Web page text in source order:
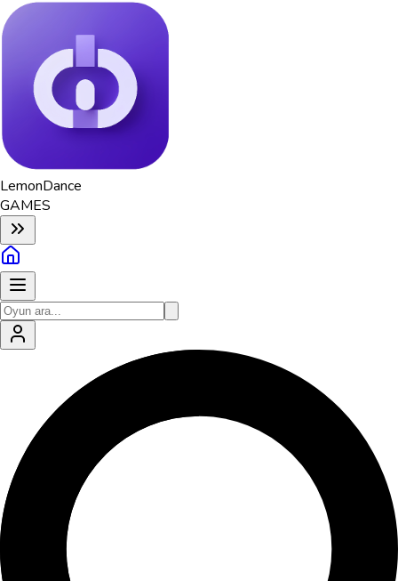
LemonDance
GAMES